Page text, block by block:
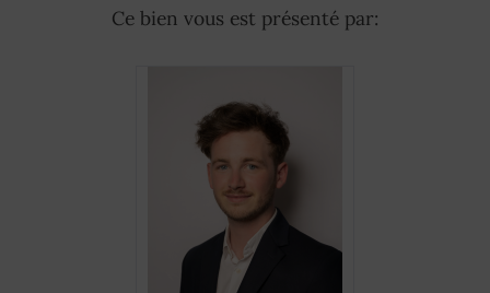
Basse saisonCe bien vous est présenté par: